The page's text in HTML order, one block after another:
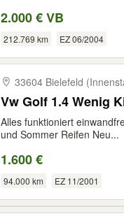
2.000 € VB
212.769 km EZ 06/2004
33604 Bielefeld
Vw Golf 1.4 Wenig
Alles funktioniert
und Sommer Reifen Neu...
1.600 €
94.000 km EZ 11/2001